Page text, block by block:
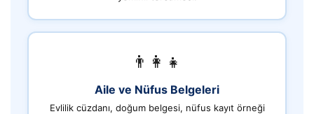
👨‍👩‍👧
Aile ve Nüfus Belgeleri
Evlilik cüzdanı, doğum belgesi, nüfus kayıt örneği